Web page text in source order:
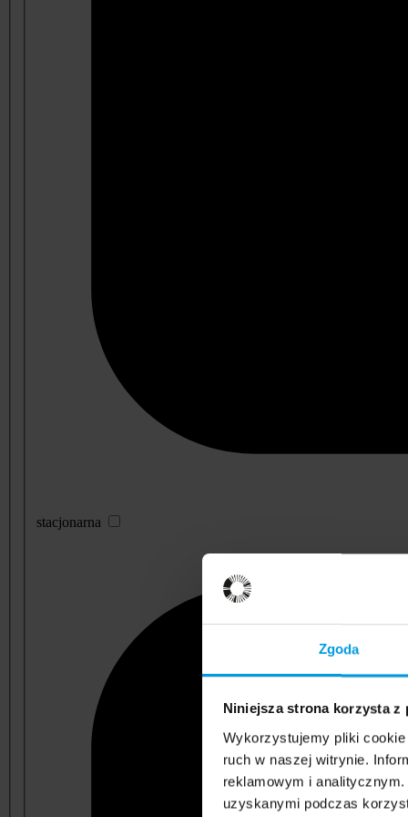
Zgoda
Niniejsza strona korzysta z
Wykorzystujemy pliki
ruch w naszej witrynie.
reklamowym i
uzyskanymi podczas
stacjonarna